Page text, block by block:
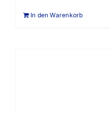
In den Warenkorb